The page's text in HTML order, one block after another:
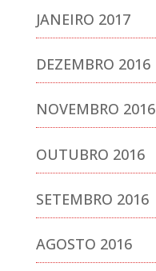
JANEIRO 2017
DEZEMBRO 2016
NOVEMBRO 2016
OUTUBRO 2016
SETEMBRO 2016
AGOSTO 2016